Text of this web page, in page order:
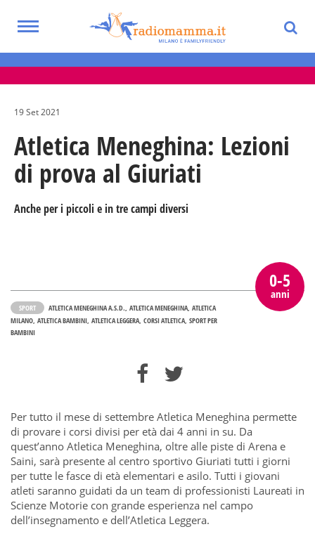
main
Toggle
Eventi per bambini, ragazzi e adolescenti
nella Città Metropolitana di Milano
19 Set 2021
Atletica Meneghina: Lezioni
di prova al Giuriati
Anche per i piccoli e in tre campi diversi
0-5
anni
SPORT ATLETICA MENEGHINA A.S.D. ATLETICA MENEGHINA ATLETICA
MILANO ATLETICA BAMBINI ATLETICA LEGGERA CORSI ATLETICA SPORT PER
BAMBINI
Per tutto il mese di settembre Atletica Meneghina permette
di provare i corsi divisi per età dai 4 anni in su. Da
quest’anno Atletica Meneghina, oltre alle piste di Arena e
Saini, sarà presente al centro sportivo Giuriati tutti i giorni
per tutte le fasce di età elementari e asilo. Tutti i giovani
atleti saranno guidati da un team di professionisti Laureati in
Scienze Motorie con grande esperienza nel campo
dell’insegnamento e dell’Atletica Leggera.